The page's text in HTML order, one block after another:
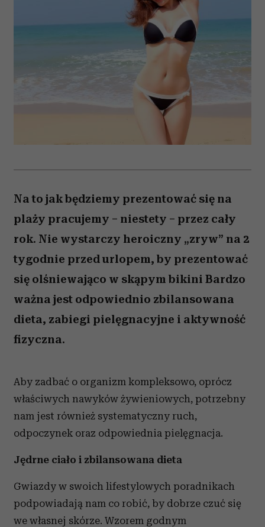
Na to jak będziemy prezentować się na
plaży pracujemy – niestety – przez cały
rok. Nie wystarczy heroiczny „zryw” na 2
tygodnie przed urlopem, by prezentować
się olśniewająco w skąpym bikini Bardzo
ważna jest odpowiednio zbilansowana
dieta, zabiegi pielęgnacyjne i aktywność
fizyczna.
Aby zadbać o organizm kompleksowo, oprócz
właściwych nawyków żywieniowych, potrzebny
nam jest również systematyczny ruch,
odpoczynek oraz odpowiednia pielęgnacja.
Jędrne ciało i zbilansowana dieta
Gwiazdy w swoich lifestylowych poradnikach
podpowiadają nam co robić, by dobrze czuć się
we własnej skórze. Wzorem godnym